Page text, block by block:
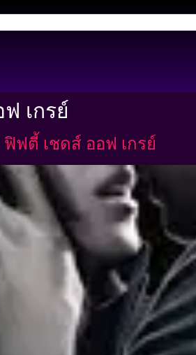
เกรย์
ฟตี้ เชดส์ ออฟ เกรย์